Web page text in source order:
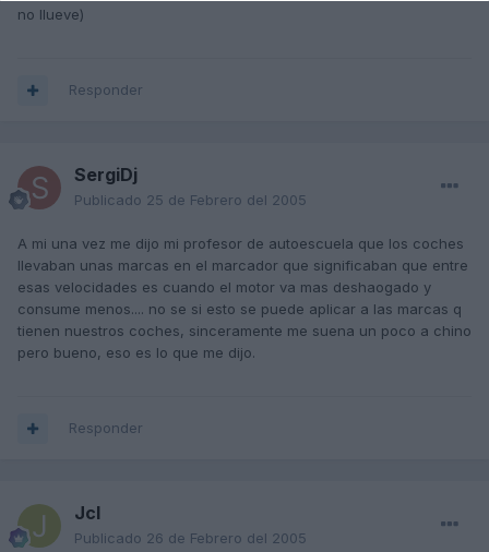
no llueve)
Responder
SergiDj
Publicado 25 de Febrero del 2005
A mi una vez me dijo mi profesor de autoescuela que los coches
llevaban unas marcas en el marcador que significaban que entre
esas velocidades es cuando el motor va mas deshaogado y
consume menos.... no se si esto se puede aplicar a las marcas q
tienen nuestros coches, sinceramente me suena un poco a chino
pero bueno, eso es lo que me dijo.
Responder
Jcl
Publicado 26 de Febrero del 2005